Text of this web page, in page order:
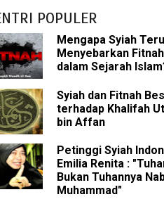
Ilmu Ghaib?
Nabi Pengkhianat?
Nabi
Sunni
bin Affan
POPULER
Mengapa Syiah
Menyebarkan Fitnah
dalam Sejarah
Syiah dan Fitnah
terhadap Khalifah
bin Affan
Petinggi Syiah
Emilia Renita :
Bukan Tuhannya
Muhammad"